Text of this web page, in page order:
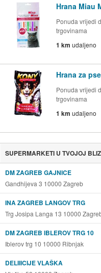
Hrana Miau
Ponuda vrijedi
trgovinama
1 km udaljeno
Hrana za
Ponuda vrijedi
trgovinama
1 km udaljeno
SUPERMARKETI U TVOJOJ
DM ZAGREB GAJNICE
Gandhijeva 3 10000 Zagreb
INA ZAGREB LANGOV TRG
Trg Josipa Langa 13 10000
DM ZAGREB IBLEROV TRG 10
Iblerov trg 10 10000 Ribnjak
DELIIICIJE VLAŠKA